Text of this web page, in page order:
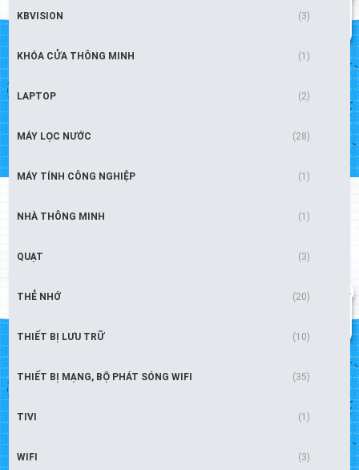
KBVISION (3)
KHÓA CỬA THÔNG MINH (1)
LAPTOP (2)
MÁY LỌC NƯỚC (28)
MÁY TÍNH CÔNG NGHIỆP (1)
NHÀ THÔNG MINH (1)
QUẠT (3)
THẺ NHỚ (20)
THIẾT BỊ LƯU TRỮ (10)
THIẾT BỊ MẠNG, BỘ PHÁT SÓNG WIFI (35)
TIVI (1)
WIFI (3)